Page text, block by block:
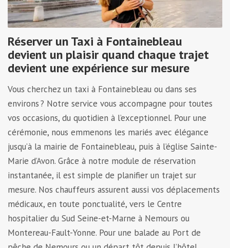
Réserver un Taxi à Fontainebleau
devient un plaisir quand chaque trajet
devient une expérience sur mesure
Vous cherchez un taxi à Fontainebleau ou dans ses
environs ? Notre service vous accompagne pour toutes
vos occasions, du quotidien à l’exceptionnel. Pour une
cérémonie, nous emmenons les mariés avec élégance
jusqu’à la mairie de Fontainebleau, puis à l’église Sainte-
Marie d’Avon. Grâce à notre module de réservation
instantanée, il est simple de planifier un trajet sur
mesure. Nos chauffeurs assurent aussi vos déplacements
médicaux, en toute ponctualité, vers le Centre
hospitalier du Sud Seine-et-Marne à Nemours ou
Montereau-Fault-Yonne. Pour une balade au Port de